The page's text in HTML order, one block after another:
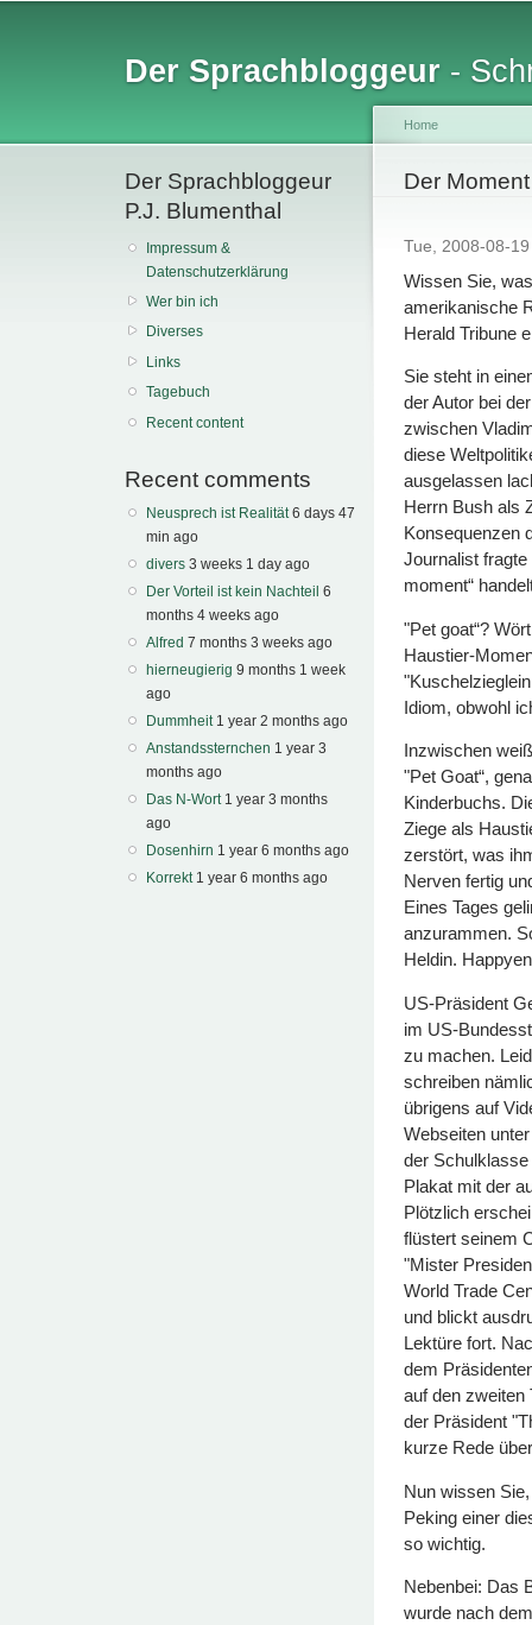
Der Sprachbloggeur -
Der Sprachbloggeur
P.J. Blumenthal
Impressum &
Datenschutzerklärung
Wer bin ich
Diverses
Links
Tagebuch
Recent content
Recent comments
Neusprech ist Realität 6 days 47
min ago
divers 3 weeks 1 day ago
Der Vorteil ist kein Nachteil 6
months 4 weeks ago
Alfred 7 months 3 weeks ago
hierneugierig 9 months 1 week
ago
Dummheit 1 year 2 months ago
Anstandssternchen 1 year 3
months ago
Das N-Wort 1 year 3 months
ago
Dosenhirn 1 year 6 months ago
Korrekt 1 year 6 months ago
You are
Home
Der
Tue, 2008-08-
Wissen Sie,
amerikanische
Herald Tribune
Sie steht in
der Autor bei
zwischen
diese
ausgelassen
Herrn Bush als
Konsequenzen
Journalist
moment“
"Pet goat“?
Haustier-
Idiom, obwohl
Inzwischen
"Pet Goat“,
Kinderbuchs.
Ziege als
zerstört, was
Nerven fertig
Eines Tages
anzurammen.
Heldin.
US-Präsident
im US-
zu machen.
schreiben
übrigens auf
Webseiten
der
Plakat mit der
Plötzlich
flüstert seinem
"Mister
World Trade
und blickt
Lektüre fort.
dem
auf den zweiten
der Präsident
kurze Rede
Nun wissen
Peking einer
so wichtig.
Nebenbei: Das
wurde nach